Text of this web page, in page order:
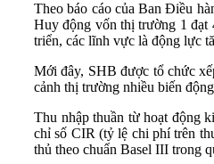
Theo báo cáo của Ban Điều
Huy động vốn thị trường 1 đạt
triển, các lĩnh vực là động lực
Mới đây, SHB được tổ chức
cảnh thị trường nhiều biến
Thu nhập thuần từ hoạt động
chỉ số CIR (tỷ lệ chi phí trên
thủ theo chuẩn Basel III trong